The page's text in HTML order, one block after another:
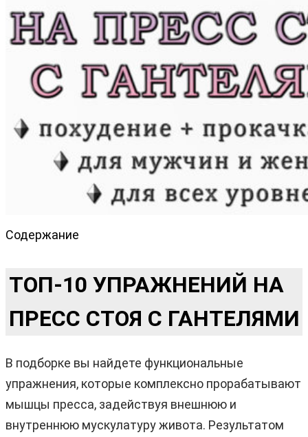
Содержание
ТОП-10 УПРАЖНЕНИЙ НА
ПРЕСС СТОЯ С ГАНТЕЛЯМИ
В подборке вы найдете функциональные
упражнения, которые комплексно прорабатывают
мышцы пресса, задействуя внешнюю и
внутреннюю мускулатуру живота. Результатом